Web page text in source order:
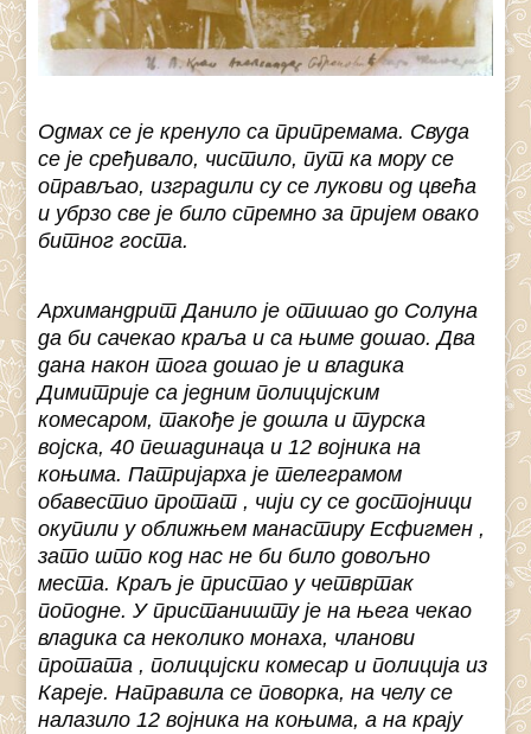
Одмах се је кренуло са припремама. Свуда
се је сређивало, чистило, пут ка мору се
оправљао, изградили су се лукови од цвећа
и убрзо све је било спремно за пријем овако
битног госта.
Архимандрит Данило је отишао до Солуна
да би сачекао краља и са њиме дошао. Два
дана након тога дошао је и владика
Димитрије са једним полицијским
комесаром, такође је дошла и турска
војска, 40 пешадинаца и 12 војника на
коњима. Патријарха је телеграмом
обавестио протат , чији су се достојници
окупили у оближњем манастиру Есфигмен ,
зато што код нас не би било довољно
места. Краљ је пристао у четвртак
поподне. У пристаништу је на њега чекао
владика са неколико монаха, чланови
протата , полицијски комесар и полиција из
Кареје. Направила се поворка, на челу се
налазило 12 војника на коњима, а на крају